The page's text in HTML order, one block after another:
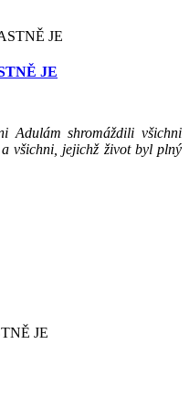
JE
Adulám shromáždili všichni
všichni, jejichž život byl plný
JE